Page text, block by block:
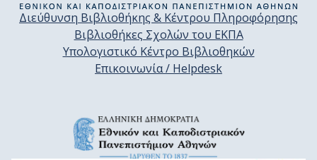
Διεύθυνση Βιβλιοθήκης & Κέντρου Πληροφόρησης
Βιβλιοθήκες Σχολών του ΕΚΠΑ
Υπολογιστικό Κέντρο Βιβλιοθηκών
Επικοινωνία / Helpdesk